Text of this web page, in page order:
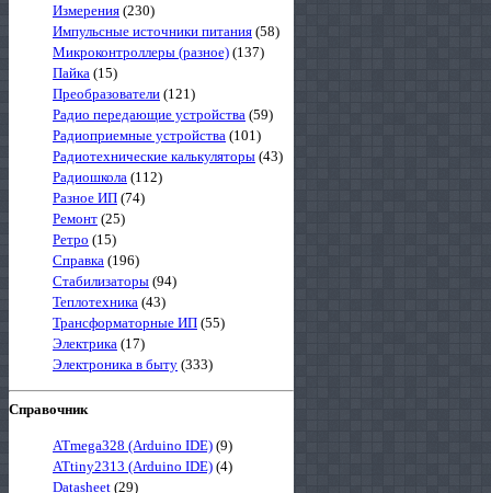
Измерения (230)
Импульсные источники питания (58)
Микроконтроллеры (разное) (137)
Пайка (15)
Преобразователи (121)
Радио передающие устройства (59)
Радиоприемные устройства (101)
Радиотехнические калькуляторы (43)
Радиошкола (112)
Разное ИП (74)
Ремонт (25)
Ретро (15)
Справка (196)
Стабилизаторы (94)
Теплотехника (43)
Трансформаторные ИП (55)
Электрика (17)
Электроника в быту (333)
Справочник
ATmega328 (Arduino IDE) (9)
ATtiny2313 (Arduino IDE) (4)
Datasheet (29)